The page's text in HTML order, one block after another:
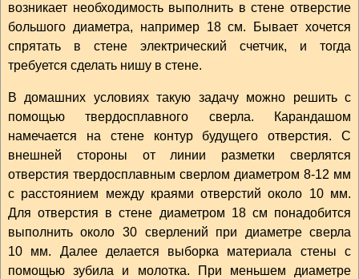
возникает необходимость выполнить в стене отверстие
большого диаметра, например 18 см. Бывает хочется
спрятать в стене электрический счетчик, и тогда
требуется сделать нишу в стене.
В домашних условиях такую задачу можно решить с
помощью твердосплавного сверла. Карандашом
намечается на стене контур будущего отверстия. С
внешней стороны от линии разметки сверлятся
отверстия твердосплавным сверлом диаметром 8-12 мм
с расстоянием между краями отверстий около 10 мм.
Для отверстия в стене диаметром 18 см понадобится
выполнить около 30 сверлений при диаметре сверла
10 мм. Далее делается выборка материала стены с
помощью зубила и молотка. При меньшем диаметре